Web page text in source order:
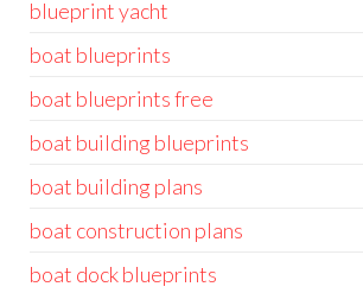
blueprint yacht
boat blueprints
boat blueprints free
boat building blueprints
boat building plans
boat construction plans
boat dock blueprints